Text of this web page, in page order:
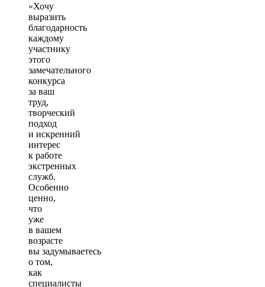
«Хочу
выразить
благодарность
каждому
участнику
этого
замечательного
конкурса
за ваш
труд,
творческий
подход
и искренний
интерес
к работе
экстренных
служб.
Особенно
ценно,
что
уже
в вашем
возрасте
вы задумываетесь
о том,
как
специалисты